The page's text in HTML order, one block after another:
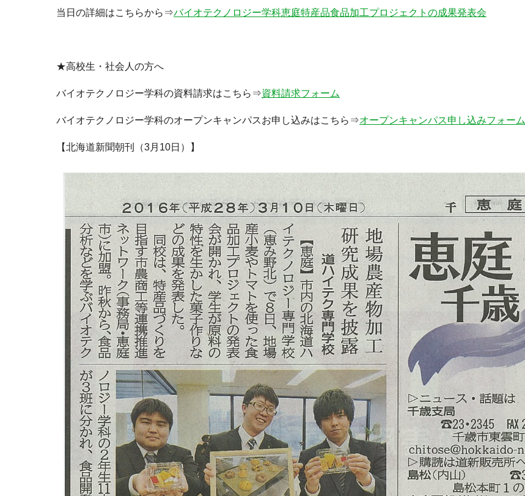
当日の詳細はこちらから⇒バイオテクノロジー学科恵庭特産品食品加工プロジェクトの成果発表会
★高校生・社会人の方へ
バイオテクノロジー学科の資料請求はこちら⇒資料請求フォーム
バイオテクノロジー学科のオープンキャンパスお申し込みはこちら⇒オープンキャンパス申し込みフォーム
【北海道新聞朝刊（3月10日）】